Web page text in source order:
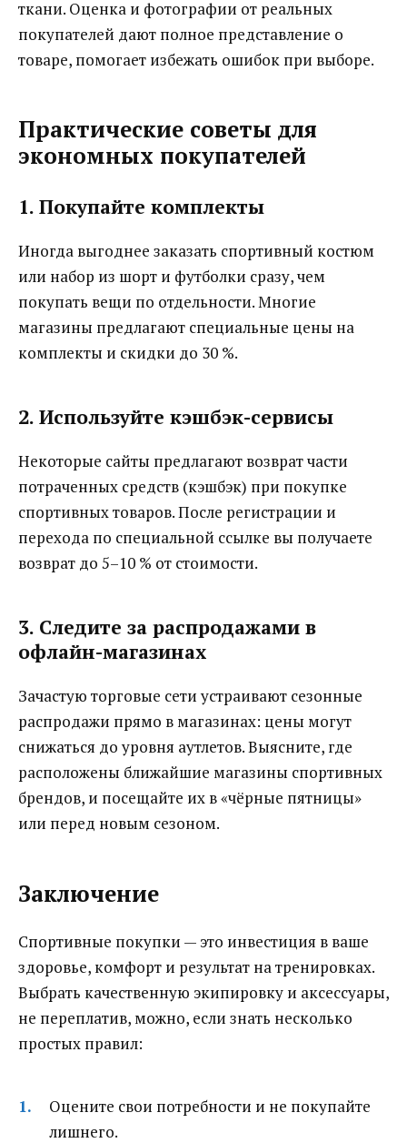
ткани. Оценка и фотографии от реальных
покупателей дают полное представление о
товаре, помогает избежать ошибок при выборе.
Практические советы для
экономных покупателей
1. Покупайте комплекты
Иногда выгоднее заказать спортивный костюм
или набор из шорт и футболки сразу, чем
покупать вещи по отдельности. Многие
магазины предлагают специальные цены на
комплекты и скидки до 30 %.
2. Используйте кэшбэк-сервисы
Некоторые сайты предлагают возврат части
потраченных средств (кэшбэк) при покупке
спортивных товаров. После регистрации и
перехода по специальной ссылке вы получаете
возврат до 5–10 % от стоимости.
3. Следите за распродажами в
офлайн-магазинах
Зачастую торговые сети устраивают сезонные
распродажи прямо в магазинах: цены могут
снижаться до уровня аутлетов. Выясните, где
расположены ближайшие магазины спортивных
брендов, и посещайте их в «чёрные пятницы»
или перед новым сезоном.
Заключение
Спортивные покупки — это инвестиция в ваше
здоровье, комфорт и результат на тренировках.
Выбрать качественную экипировку и аксессуары,
не переплатив, можно, если знать несколько
простых правил:
Оцените свои потребности и не покупайте
лишнего.